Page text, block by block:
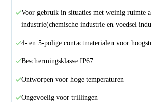
Voor gebruik in situaties met weinig ruimte
industrie(chemische industrie en voedsel
4- en 5-polige contactmaterialen voor
Beschermingsklasse IP67
Ontworpen voor hoge temperaturen
Ongevoelig voor trillingen